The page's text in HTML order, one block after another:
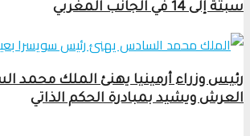
سبتة إلى 14 في الجانب المغربي
رئيس وزراء أرمينيا يهنئ الملك محمد
العرش ويشيد بمبادرة الحكم الذاتي